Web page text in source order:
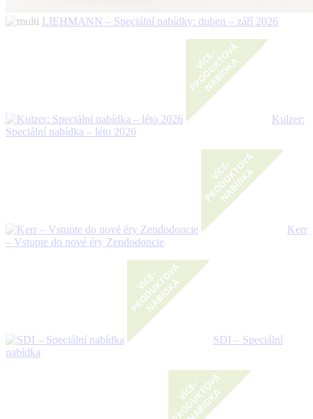
LIEHMANN – Speciální nabídky: duben – září 2026
Kulzer:
Speciální nabídka – léto 2026
Kerr
– Vstupte do nové éry Zendodoncie
SDI – Speciální
nabídka